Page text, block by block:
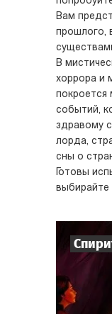
Вам
прошлого,
В
хоррора и
покроется
событий,
здравому
лорда,
сны о
Готовы
выбирайте
Игроков